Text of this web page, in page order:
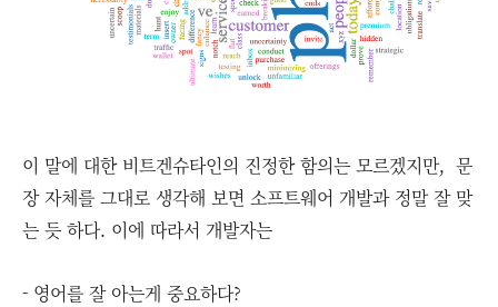
이 말에 대한 비트겐슈타인의 진정한 함의는 모르겠지만, 문
장 자체를 그대로 생각해 보면 소프트웨어 개발과 정말 잘 맞
는 듯 하다. 이에 따라서 개발자는
- 영어를 잘 아는게 중요하다?